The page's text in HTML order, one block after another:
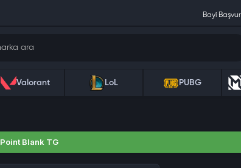
Bayi
Valorant LoL PUBG
Point Blank TG